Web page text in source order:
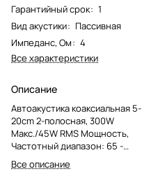
Гарантийный срок: 1
Вид акустики: Пассивная
Импеданс, Ом: 4
Все характеристики
Описание
Автоакустика коаксиальная 5-
20cm 2-полосная, 300W
Макс./45W RMS Мощность,
Частотный диапазон: 65 -
25,400Hz, Уровень Звукового
Давления: 88dB/W.m, Купол
Все описание